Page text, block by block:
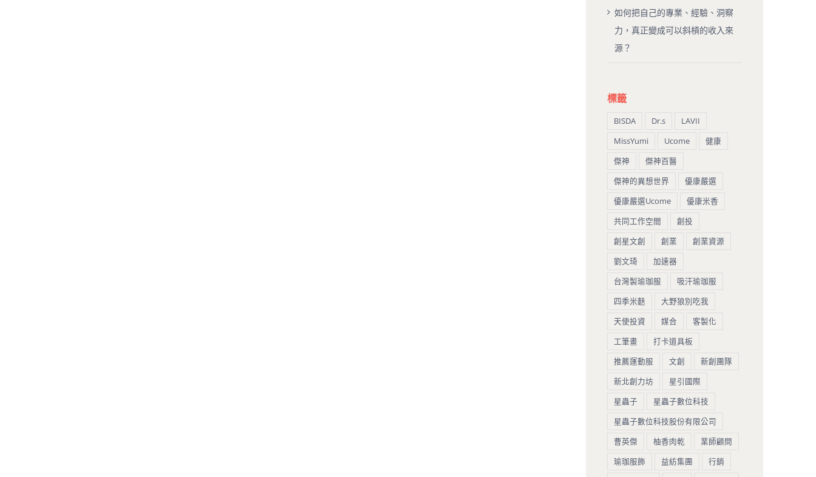
如何把自己的專業、經驗、洞察
力，真正變成可以斜槓的收入來
源？
標籤
BISDA Dr.s
LAVII
MissYumi
Ucome
健康
傑神
傑神百醫
傑神的異想世界
優康嚴選
優康嚴選Ucome
優康米香
共同工作空間
創投
創星文創
創業
創業資源
劉文琦
加速器
台灣製瑜珈服
吸汗瑜珈服
四季米麩
大野狼別吃我
天使投資
媒合
客製化
工筆畫
打卡道具板
推薦運動服
文創
新創團隊
新北創力坊
星引國際
星蟲子
星蟲子數位科技
星蟲子數位科技股份有限公司
曹英傑
柚香肉乾
業師顧問
瑜珈服飾
益紡集團
行銷